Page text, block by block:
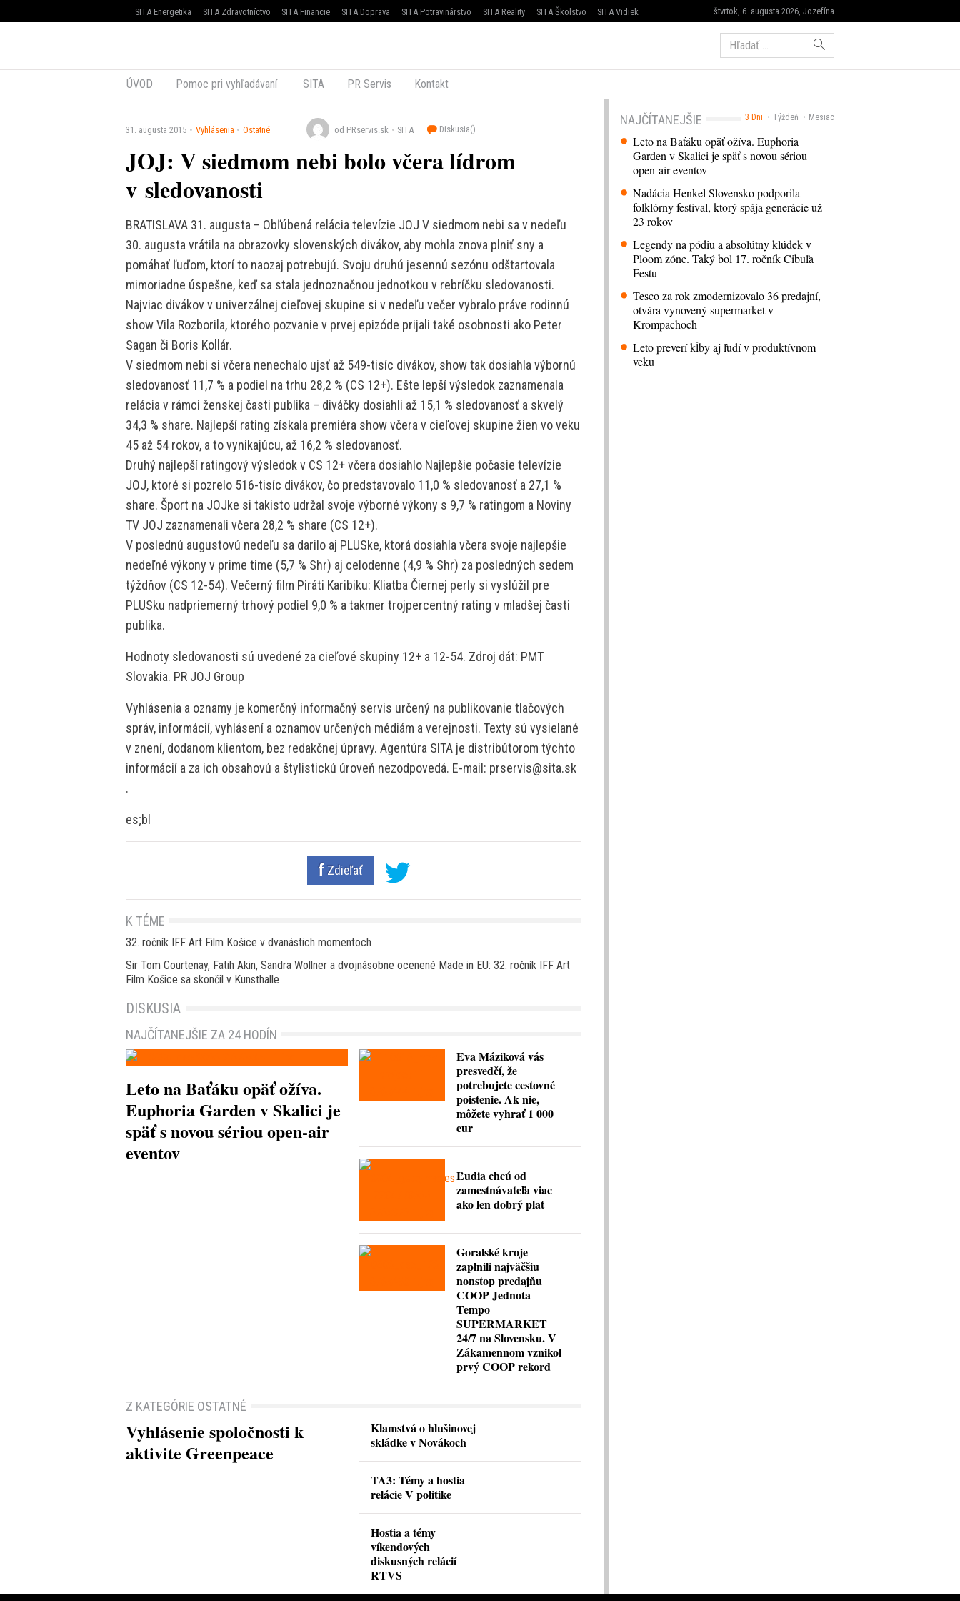
štvrtok, 6. augusta 2026, Jozefína
SITA Energetika SITA Zdravotníctvo SITA Financie SITA Doprava SITA Potravinárstvo SITA Reality SITA Školstvo SITA Vidiek
Hľadať:
ÚVOD Pomoc pri vyhľadávaní SITA PR Servis Kontakt
31. augusta 2015 Vyhlásenia Ostatné od PRservis.sk SITA Diskusia()
JOJ: V siedmom nebi bolo včera lídrom
v sledovanosti
BRATISLAVA 31. augusta – Obľúbená relácia televízie JOJ V siedmom nebi sa v nedeľu
30. augusta vrátila na obrazovky slovenských divákov, aby mohla znova plniť sny a
pomáhať ľuďom, ktorí to naozaj potrebujú. Svoju druhú jesennú sezónu odštartovala
mimoriadne úspešne, keď sa stala jednoznačnou jednotkou v rebríčku sledovanosti.
Najviac divákov v univerzálnej cieľovej skupine si v nedeľu večer vybralo práve rodinnú
show Vila Rozborila, ktorého pozvanie v prvej epizóde prijali také osobnosti ako Peter
Sagan či Boris Kollár.
V siedmom nebi si včera nenechalo ujsť až 549-tisíc divákov, show tak dosiahla výbornú
sledovanosť 11,7 % a podiel na trhu 28,2 % (CS 12+). Ešte lepší výsledok zaznamenala
relácia v rámci ženskej časti publika – diváčky dosiahli až 15,1 % sledovanosť a skvelý
34,3 % share. Najlepší rating získala premiéra show včera v cieľovej skupine žien vo veku
45 až 54 rokov, a to vynikajúcu, až 16,2 % sledovanosť.
Druhý najlepší ratingový výsledok v CS 12+ včera dosiahlo Najlepšie počasie televízie
JOJ, ktoré si pozrelo 516-tisíc divákov, čo predstavovalo 11,0 % sledovanosť a 27,1 %
share. Šport na JOJke si takisto udržal svoje výborné výkony s 9,7 % ratingom a Noviny
TV JOJ zaznamenali včera 28,2 % share (CS 12+).
V poslednú augustovú nedeľu sa darilo aj PLUSke, ktorá dosiahla včera svoje najlepšie
nedeľné výkony v prime time (5,7 % Shr) aj celodenne (4,9 % Shr) za posledných sedem
týždňov (CS 12-54). Večerný film Piráti Karibiku: Kliatba Čiernej perly si vyslúžil pre
PLUSku nadpriemerný trhový podiel 9,0 % a takmer trojpercentný rating v mladšej časti
publika.
Hodnoty sledovanosti sú uvedené za cieľové skupiny 12+ a 12-54. Zdroj dát: PMT
Slovakia. PR JOJ Group
Vyhlásenia a oznamy je komerčný informačný servis určený na publikovanie tlačových
správ, informácií, vyhlásení a oznamov určených médiám a verejnosti. Texty sú vysielané
v znení, dodanom klientom, bez redakčnej úpravy. Agentúra SITA je distribútorom týchto
informácií a za ich obsahovú a štylistickú úroveň nezodpovedá. E-mail: prservis@sita.sk
.
es;bl
Zdieľať
3 Dni Týždeň Mesiac
NAJČÍTANEJŠIE
Leto na Baťáku opäť ožíva. Euphoria
Garden v Skalici je späť s novou sériou
open-air eventov
Nadácia Henkel Slovensko podporila
folklórny festival, ktorý spája generácie už
23 rokov
Legendy na pódiu a absolútny klúdek v
Ploom zóne. Taký bol 17. ročník Cibuľa
Festu
Tesco za rok zmodernizovalo 36 predajní,
otvára vynovený supermarket v
Krompachoch
Leto preverí kĺby aj ľudí v produktívnom
veku
K TÉME
32. ročník IFF Art Film Košice v dvanástich momentoch
Sir Tom Courtenay, Fatih Akin, Sandra Wollner a dvojnásobne ocenené Made in EU: 32. ročník IFF Art
Film Košice sa skončil v Kunsthalle
DISKUSIA
NAJČÍTANEJŠIE ZA 24 HODÍN
Leto na Baťáku opäť ožíva.
Euphoria Garden v Skalici je
späť s novou sériou open-air
eventov
Eva Máziková vás
presvedčí, že
potrebujete cestovné
poistenie. Ak nie,
môžete vyhrať 1 000
eur
Ľudia chcú od
zamestnávateľa viac
ako len dobrý plat
Goralské kroje
zaplnili najväčšiu
nonstop predajňu
COOP Jednota
Tempo
SUPERMARKET
24/7 na Slovensku. V
Zákamennom vznikol
prvý COOP rekord
Z KATEGÓRIE OSTATNÉ
Vyhlásenie spoločnosti k
aktivite Greenpeace
Klamstvá o hlušinovej
skládke v Novákoch
TA3: Témy a hostia
relácie V politike
Hostia a témy
víkendových
diskusných relácií
RTVS